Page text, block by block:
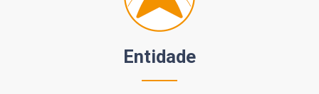
Entidade